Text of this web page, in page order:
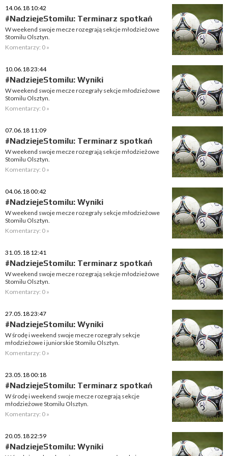
14.06.18 10:42
#NadziejeStomilu: Terminarz spotkań
W weekend swoje mecze rozegrają sekcje młodzieżowe
Stomilu Olsztyn.
Komentarzy: 0 »
10.06.18 23:44
#NadziejeStomilu: Wyniki
W weekend swoje mecze rozegrały sekcje młodzieżowe
Stomilu Olsztyn.
Komentarzy: 0 »
07.06.18 11:09
#NadziejeStomilu: Terminarz spotkań
W weekend swoje mecze rozegrają sekcje młodzieżowe
Stomilu Olsztyn.
Komentarzy: 0 »
04.06.18 00:42
#NadziejeStomilu: Wyniki
W weekend swoje mecze rozegrały sekcje młodzieżowe
Stomilu Olsztyn.
Komentarzy: 0 »
31.05.18 12:41
#NadziejeStomilu: Terminarz spotkań
W weekend swoje mecze rozegrają sekcje młodzieżowe
Stomilu Olsztyn.
Komentarzy: 0 »
27.05.18 23:47
#NadziejeStomilu: Wyniki
W środę i weekend swoje mecze rozegrały sekcje
młodzieżowe i juniorskie Stomilu Olsztyn.
Komentarzy: 0 »
23.05.18 00:18
#NadziejeStomilu: Terminarz spotkań
W środę i weekend swoje mecze rozegrają sekcje
młodzieżowe Stomilu Olsztyn.
Komentarzy: 0 »
20.05.18 22:59
#NadziejeStomilu: Wyniki